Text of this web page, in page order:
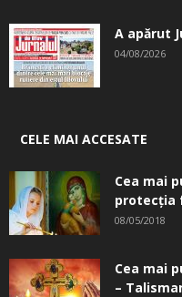
A apărut
04/08/2026
CELE MAI ACCESATE
Cea mai
protecția
08/05/2018
Cea mai
–